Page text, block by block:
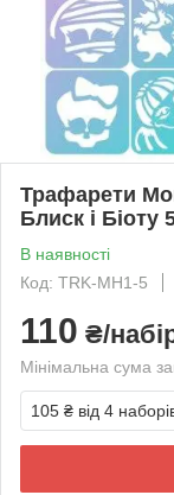
Трафарети
Блиск і Біоту
В наявності
Код: TRK-MH1-5
110 ₴/
Мінімальна сума
105 ₴ від 4